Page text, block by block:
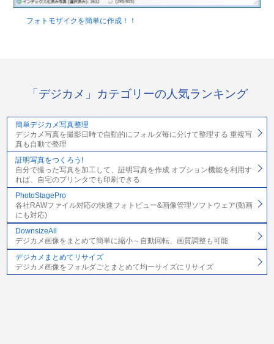
フォトモザイクを簡単に作成！！
「デジカメ」カテゴリーの人気ランキング
簡単デジカメ写真整理
デジカメ写真を撮影日時で自動的にフォルダ毎に分けて整理する 重複写
真も自動で整理
証明写真をつくろう!
自分で撮った写真を加工して、証明写真を作成 オプション機能を利用す
れば、自宅のプリンタでも印刷できる
PhotoStagePro
各社RAWファイル対応の快速フォトビュー&画像管理ソフトウェア(動画
にも対応)
DownsizeAll
デジカメ画像をまとめて簡単に縮小～自動回転、画質調整も可能
デジカメまとめてリサイズ
デジカメ画像をフォルダごとまとめて均一サイズにリサイズ